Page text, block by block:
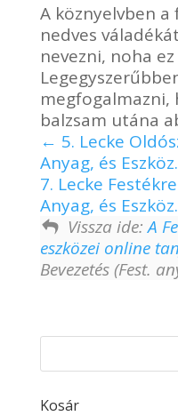
A köznyelvben
nedves
nevezni, noha
megfogalmazni,
balzsam utána
5. Lecke
Anyag, és
7. Lecke
Anyag, és
Vissza ide:A
eszközei online
Bevezetés (Fest.
Kosár